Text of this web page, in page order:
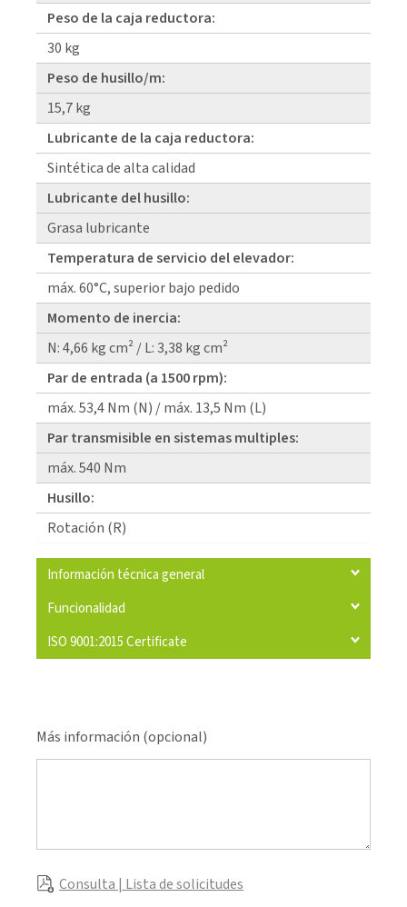
Peso de la caja reductora:
30 kg
Peso de husillo/m:
15,7 kg
Lubricante de la caja reductora:
Sintética de alta calidad
Lubricante del husillo:
Grasa lubricante
Temperatura de servicio del elevador:
máx. 60°C, superior bajo pedido
Momento de inercia:
N: 4,66 kg cm² / L: 3,38 kg cm²
Par de entrada (a 1500 rpm):
máx. 53,4 Nm (N) / máx. 13,5 Nm (L)
Par transmisible en sistemas multiples:
máx. 540 Nm
Husillo:
Rotación (R)
Información técnica general
Funcionalidad
ISO 9001:2015 Certificate
Más información (opcional)
Consulta | Lista de solicitudes